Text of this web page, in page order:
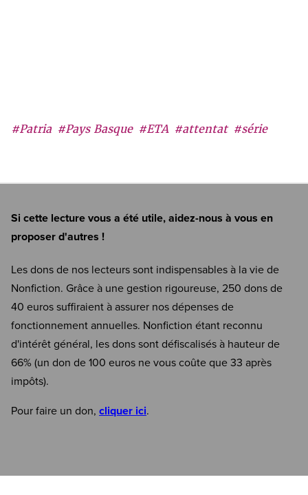
#Patria #Pays Basque #ETA #attentat #série
Si cette lecture vous a été utile, aidez-nous à vous en
proposer d'autres !
Les dons de nos lecteurs sont indispensables à la vie de
Nonfiction. Grâce à une gestion rigoureuse, 250 dons de
40 euros suffiraient à assurer nos dépenses de
fonctionnement annuelles. Nonfiction étant reconnu
d'intérêt général, les dons sont défiscalisés à hauteur de
66% (un don de 100 euros ne vous coûte que 33 après
impôts).
Pour faire un don, cliquer ici.